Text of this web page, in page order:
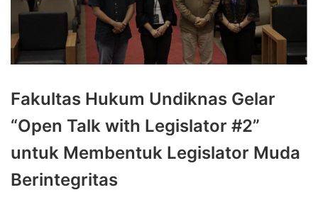
Fakultas Hukum Undiknas Gelar
“Open Talk with Legislator #2”
untuk Membentuk Legislator Muda
Berintegritas